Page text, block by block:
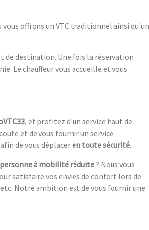
vous offrons un VTC traditionnel ainsi qu'un
de destination. Une fois la réservation
Le chauffeur vous accueille et vous
, et profitez d'un service haut de
et de vous fournir un service
de vous déplaceren toute sécurité.
personne à mobilité réduite? Nous vous
satisfaire vos envies de confort lors de
Notre ambition est de vous fournir une